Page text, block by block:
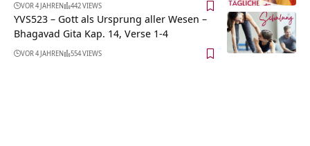
VOR 4 JAHREN 442 VIEWS
YVS523 – Gott als Ursprung aller Wesen –
Bhagavad Gita Kap. 14, Verse 1-4
VOR 4 JAHREN 554 VIEWS